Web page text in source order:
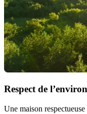
Respect de
Une maison